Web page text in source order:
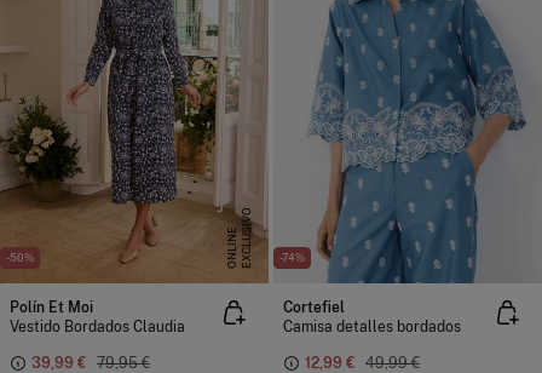
-50% E
X
C
L
U
SI
V
O
O
N
L
I
N
E
Polín Et Moi
Vestido Bordados Claudia
39,99 € 79,95 €
-74%
Cortefiel
Camisa detalles bordados
12,99 € 49,99 €